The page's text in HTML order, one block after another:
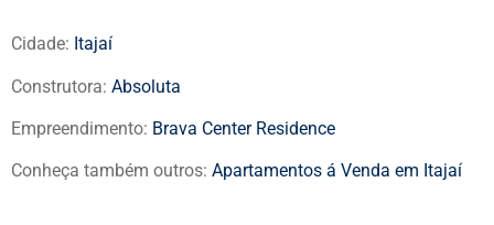
Cidade: Itajaí
Construtora: Absoluta
Empreendimento: Brava Center Residence
Conheça também outros: Apartamentos á Venda em Itajaí